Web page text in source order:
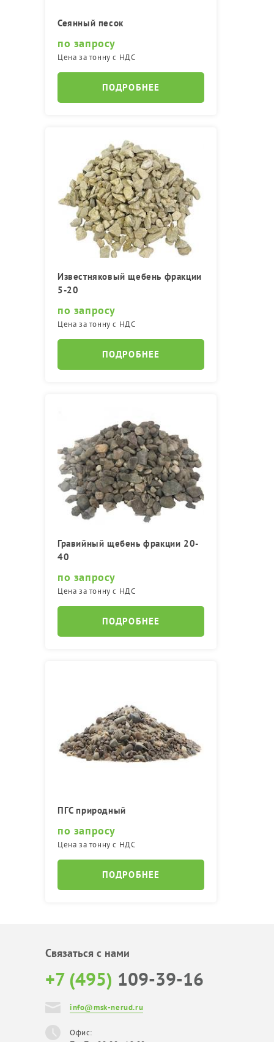
Сеянный песок
по запросу
Цена за тонну с НДС
ПОДРОБНЕЕ
Известняковый щебень фракции
5-20
по запросу
Цена за тонну с НДС
ПОДРОБНЕЕ
Гравийный щебень фракции 20-
40
по запросу
Цена за тонну с НДС
ПОДРОБНЕЕ
ПГС природный
по запросу
Цена за тонну с НДС
ПОДРОБНЕЕ
Связаться с нами
+7 (495) 109-39-16
info@msk-nerud.ru
Офис: